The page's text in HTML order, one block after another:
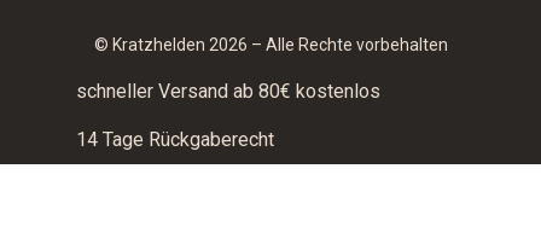
© Kratzhelden 2026 – Alle Rechte vorbehalten
schneller Versand ab 80€ kostenlos
14 Tage Rückgaberecht